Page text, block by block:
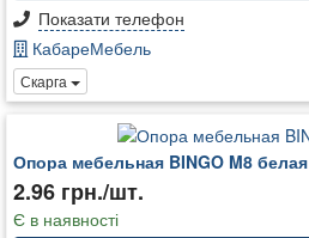
Показати телефон
КабареМебель
Скарга
Опора мебельная BINGO M8 белая
2.96 грн./шт.
Є в наявності